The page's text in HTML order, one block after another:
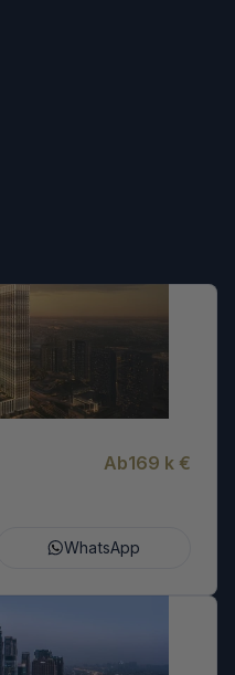
hausse de valeur
Ab169 k €
WhatsApp